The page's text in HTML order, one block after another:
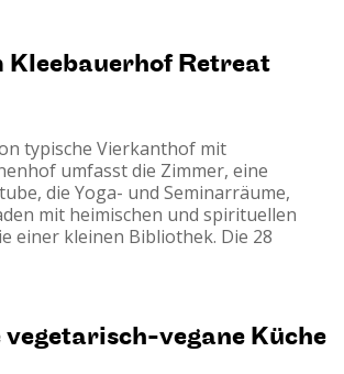
mit einem Besuch in der
oder einer kräftigenden Massage.
zeichnet den Kleebauerhof aus: er
Meerschweinchen und
Stachelschweine.
Kleebauerhof Retreat
typische Vierkanthof mit
umfasst die Zimmer, eine
die Yoga- und Seminarräume,
mit heimischen und spirituellen
einer kleinen Bibliothek. Die 28
Stil eingerichtet. Es gibt
Föhn). Im Blockhaus, dem
das etwas abseits im
vegetarisch-vegane Küche